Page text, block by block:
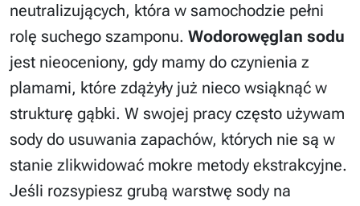
neutralizujących, która w samochodzie pełni
rolę suchego szamponu. Wodorowęglan sodu
jest nieoceniony, gdy mamy do czynienia z
plamami, które zdążyły już nieco wsiąknąć w
strukturę gąbki. W swojej pracy często używam
sody do usuwania zapachów, których nie są w
stanie zlikwidować mokre metody ekstrakcyjne.
Jeśli rozsypiesz grubą warstwę sody na